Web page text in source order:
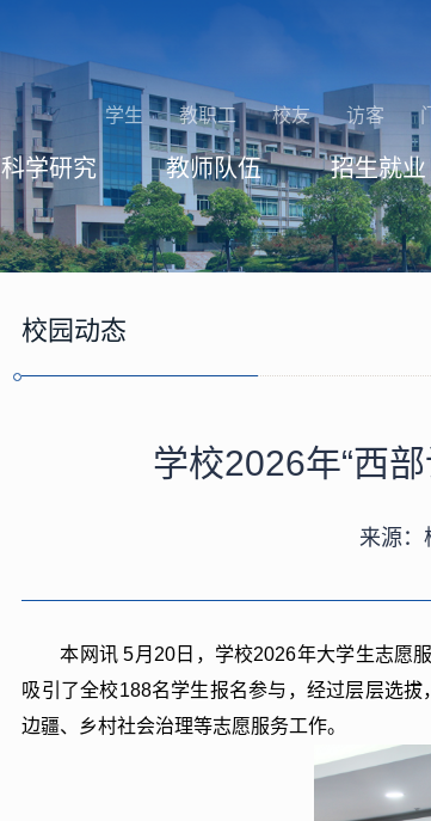
学生 教职工 校友 访客
科学研究 教师队伍 招生就业
校园动态
学校2026年“西
来源：
本网讯 5月20日，学校2026年大学生志愿
吸引了全校188名学生报名参与，经过层层选
边疆、乡村社会治理等志愿服务工作。